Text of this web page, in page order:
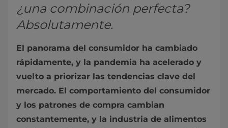
¿una combinación perfecta?
Absolutamente.
El panorama del consumidor ha cambiado
rápidamente, y la pandemia ha acelerado y
vuelto a priorizar las tendencias clave del
mercado. El comportamiento del consumidor
y los patrones de compra cambian
constantemente, y la industria de alimentos